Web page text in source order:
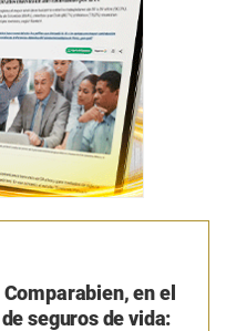
en el
seguros de vida: